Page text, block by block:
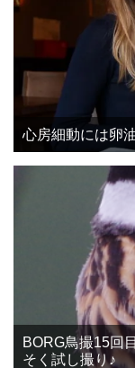
心房細動には卵
BORG鳥撮15回
そく試し撮り♪